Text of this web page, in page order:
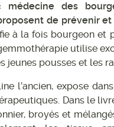
médecine des
de prévenir
à la fois bourgeon et
utilise
jeunes pousses et les
l’ancien, expose
Dans le
broyés et